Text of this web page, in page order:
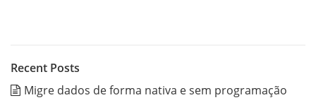
Recent Posts
Migre dados de forma nativa e sem programação